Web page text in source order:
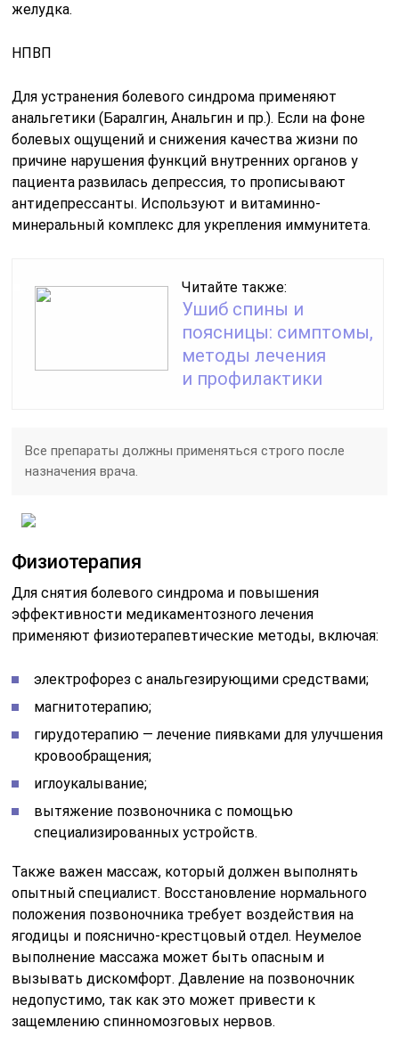
желудка.
НПВП
Для устранения болевого синдрома применяют
анальгетики (Баралгин, Анальгин и пр.). Если на фоне
болевых ощущений и снижения качества жизни по
причине нарушения функций внутренних органов у
пациента развилась депрессия, то прописывают
антидепрессанты. Используют и витаминно-
минеральный комплекс для укрепления иммунитета.
Читайте также:
Ушиб спины и
поясницы: симптомы,
методы лечения
и профилактики
Все препараты должны применяться строго после
назначения врача.
Физиотерапия
Для снятия болевого синдрома и повышения
эффективности медикаментозного лечения
применяют физиотерапевтические методы, включая:
электрофорез с анальгезирующими средствами;
магнитотерапию;
гирудотерапию — лечение пиявками для улучшения
кровообращения;
иглоукалывание;
вытяжение позвоночника с помощью
специализированных устройств.
Также важен массаж, который должен выполнять
опытный специалист. Восстановление нормального
положения позвоночника требует воздействия на
ягодицы и пояснично-крестцовый отдел. Неумелое
выполнение массажа может быть опасным и
вызывать дискомфорт. Давление на позвоночник
недопустимо, так как это может привести к
защемлению спинномозговых нервов.